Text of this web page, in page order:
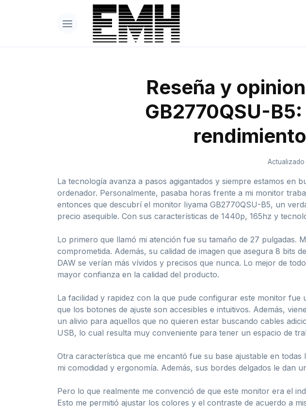
Reseña y
GB2770QSU-
Actualizado
La tecnología avanza a pasos agigantados y siempre estamos en
ordenador. Personalmente, pasaba horas frente a mi monitor
entonces que descubrí el monitor Iiyama GB2770QSU-B5, un
precio asequible. Con sus características de 1440p, 165hz y
Lo primero que llamó mi atención fue su tamaño de 27 pulgadas.
comprometida. Además, su calidad de imagen que asegura 8 bits
DAW se verían más vívidos y precisos que nunca. Lo mejor de
mayor confianza en la calidad del producto.
La facilidad y rapidez con la que pude configurar este monitor
que los botones de ajuste son accesibles e intuitivos. Además,
un alivio para aquellos que no quieren estar buscando cables
USB, lo cual resulta muy conveniente para tener un espacio de
Otra característica que me encantó fue su base ajustable en
mi comodidad y ergonomía. Además, sus bordes delgados le dan
Pero lo que realmente me convenció de que este monitor era el
Esto me permitió ajustar los colores y el contraste de acuerdo a